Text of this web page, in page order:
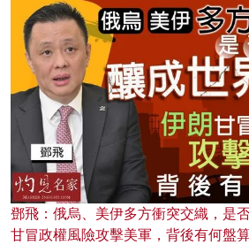
鄧飛：俄烏、美伊多方衝突交織，是
甘冒政權風險攻擊美軍，背後有何盤